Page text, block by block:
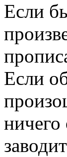
Если
Если
ничего